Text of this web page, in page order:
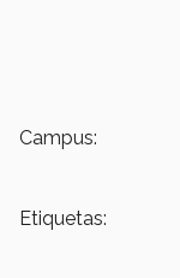
Campus:
Etiquetas: